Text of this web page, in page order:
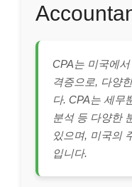
CPA는 미국에
격증으로, 다양
다. CPA는 세무
분석 등 다양한
있으며, 미국의
입니다.